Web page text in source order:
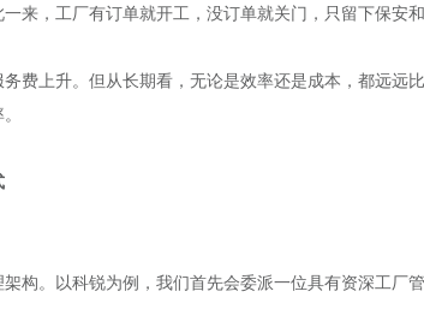
来，工厂有订单就开工，没订单就关门，只留下保安和
费上升。但从长期看，无论是效率还是成本，都远远
构。以科锐为例，我们首先会委派一位具有资深工厂